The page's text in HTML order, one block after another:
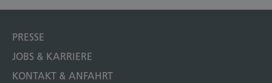
PRESSE
JOBS & KARRIERE
KONTAKT & ANFAHRT